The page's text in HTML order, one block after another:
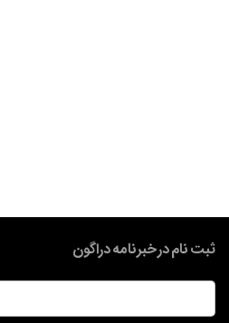
ثبت نام در خبرنامه دراگون
ایمیل*